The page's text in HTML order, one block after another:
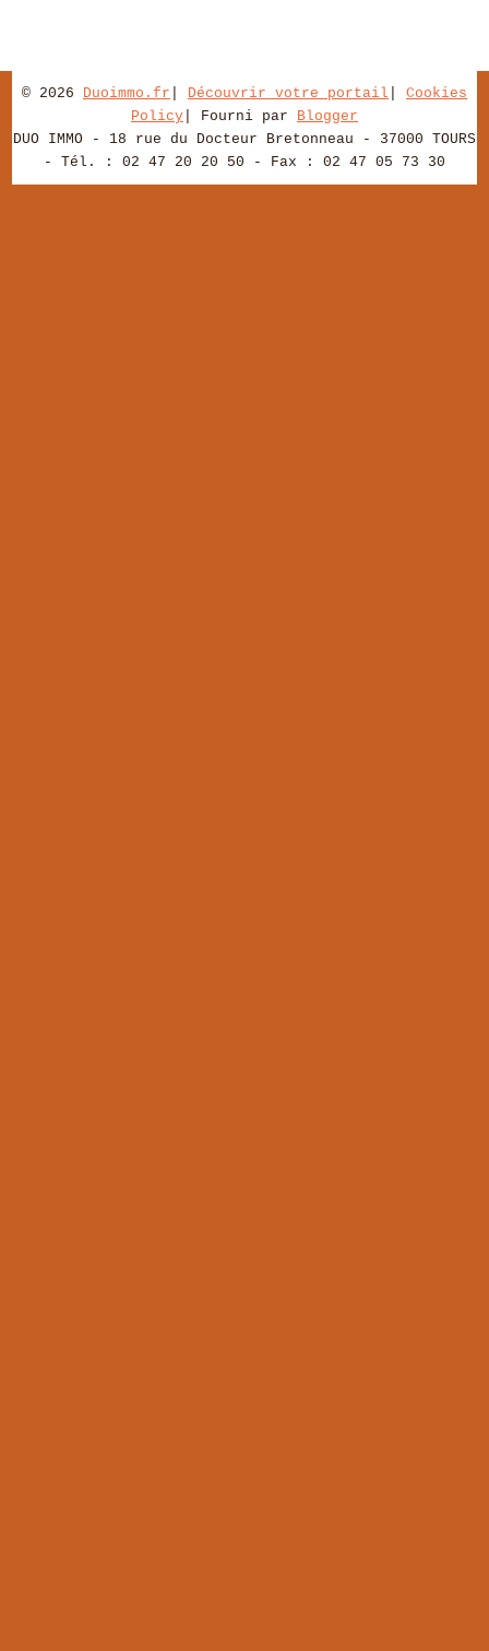
© 2026 Duoimmo.fr Découvrir votre portail
Cookies
Policy | Fourni par
Blogger
DUO IMMO - 18 rue du Docteur Bretonneau - 37000 TOURS
- Tél. : 02 47 20 20 50 - Fax : 02 47 05 73 30